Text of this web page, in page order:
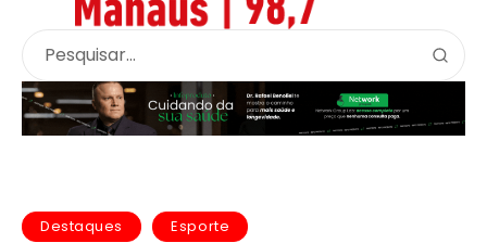
Destaques Esporte